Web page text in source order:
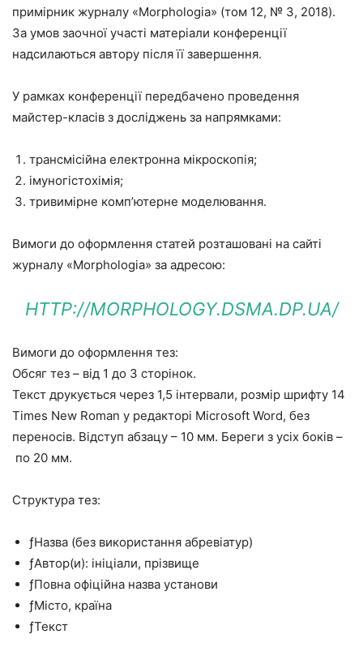
примірник журналу «Morphologia» (том 12, № 3, 2018).
За умов заочної участі матеріали конференції
надсилаються автору після її завершення.
У рамках конференції передбачено проведення
майстер-класів з досліджень за напрямками:
трансмісійна електронна мікроскопія;
імуногістохімія;
тривимірне комп’ютерне моделювання.
Вимоги до оформлення статей розташовані на сайті
журналу «Morphologia» за адресою:
HTTP://MORPHOLOGY.DSMA.DP.UA/
Вимоги до оформлення тез:
Обсяг тез – від 1 до 3 сторінок.
Текст друкується через 1,5 інтервали, розмір шрифту 14
Times New Roman у редакторі Microsoft Word, без
переносів. Відступ абзацу – 10 мм. Береги з усіх боків –
по 20 мм.
Структура тез:
ƒНазва (без використання абревіатур)
ƒАвтор(и): ініціали, прізвище
ƒПовна офіційна назва установи
ƒМісто, країна
ƒТекст